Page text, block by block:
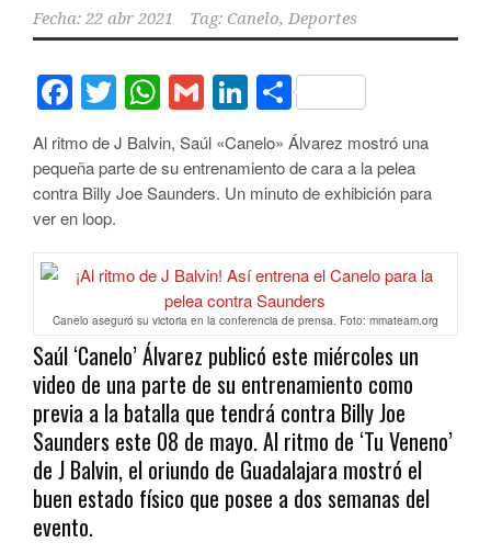
Fecha: 22 abr 2021 Tag: Canelo, Deportes
Facebook
Twitter
WhatsApp
GmailLinkedIn
Compartir
Al ritmo de J Balvin, Saúl «Canelo» Álvarez mostró una
pequeña parte de su entrenamiento de cara a la pelea
contra Billy Joe Saunders. Un minuto de exhibición para
ver en loop.
Canelo aseguró su victoria en la conferencia de prensa. Foto: mmateam.org
Saúl ‘Canelo’ Álvarez publicó este miércoles un
video de una parte de su entrenamiento como
previa a la batalla que tendrá contra Billy Joe
Saunders este 08 de mayo. Al ritmo de ‘Tu Veneno’
de J Balvin, el oriundo de Guadalajara mostró el
buen estado físico que posee a dos semanas del
evento.